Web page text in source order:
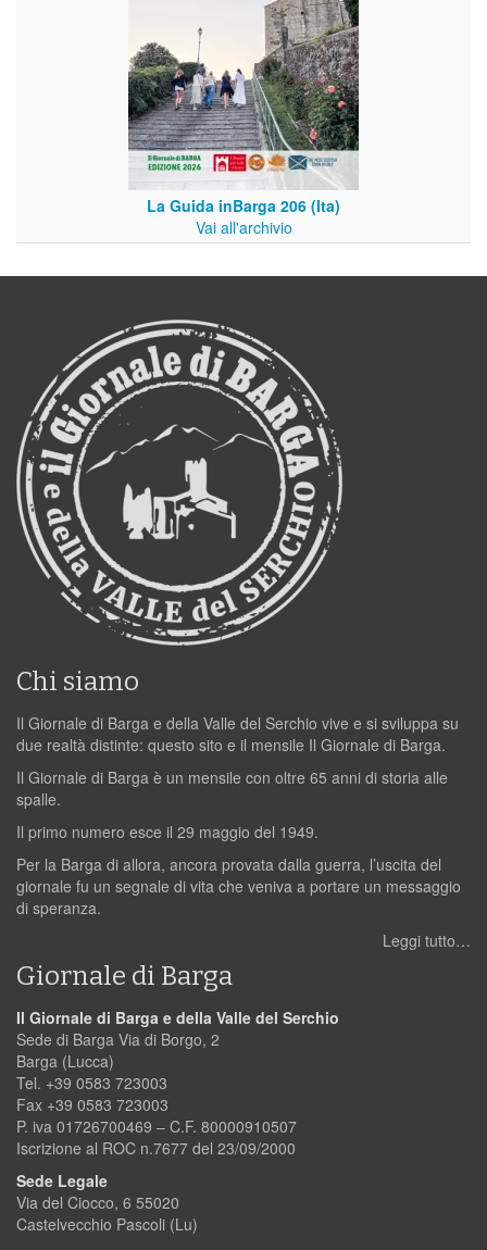
La Guida inBarga 206 (Ita)
Vai all'archivio
Chi siamo
Il Giornale di Barga e della Valle del Serchio vive e si sviluppa su
due realtà distinte: questo sito e il mensile Il Giornale di Barga.
Il Giornale di Barga è un mensile con oltre 65 anni di storia alle
spalle.
Il primo numero esce il 29 maggio del 1949.
Per la Barga di allora, ancora provata dalla guerra, l’uscita del
giornale fu un segnale di vita che veniva a portare un messaggio
di speranza.
Leggi tutto…
Giornale di Barga
Il Giornale di Barga e della Valle del Serchio
Sede di Barga Via di Borgo, 2
Barga (Lucca)
Tel. +39 0583 723003
Fax +39 0583 723003
P. iva 01726700469 – C.F. 80000910507
Iscrizione al ROC n.7677 del 23/09/2000
Sede Legale
Via del Ciocco, 6 55020
Castelvecchio Pascoli (Lu)